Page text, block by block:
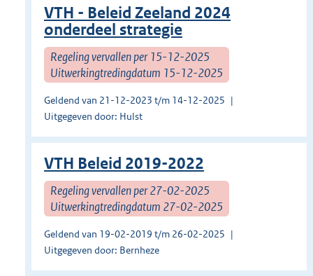
VTH - Beleid Zeeland 2024
onderdeel strategie
Regeling vervallen per 15-12-2025
Uitwerkingtredingdatum 15-12-2025
Geldend van 21-12-2023 t/m 14-12-2025
Uitgegeven door: Hulst
VTH Beleid 2019-2022
Regeling vervallen per 27-02-2025
Uitwerkingtredingdatum 27-02-2025
Geldend van 19-02-2019 t/m 26-02-2025
Uitgegeven door: Bernheze